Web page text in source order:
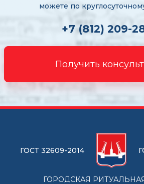
можете по
+7 (812) 209-
Получить
ГОСТ 32609-2014
ГОРОДСКАЯ